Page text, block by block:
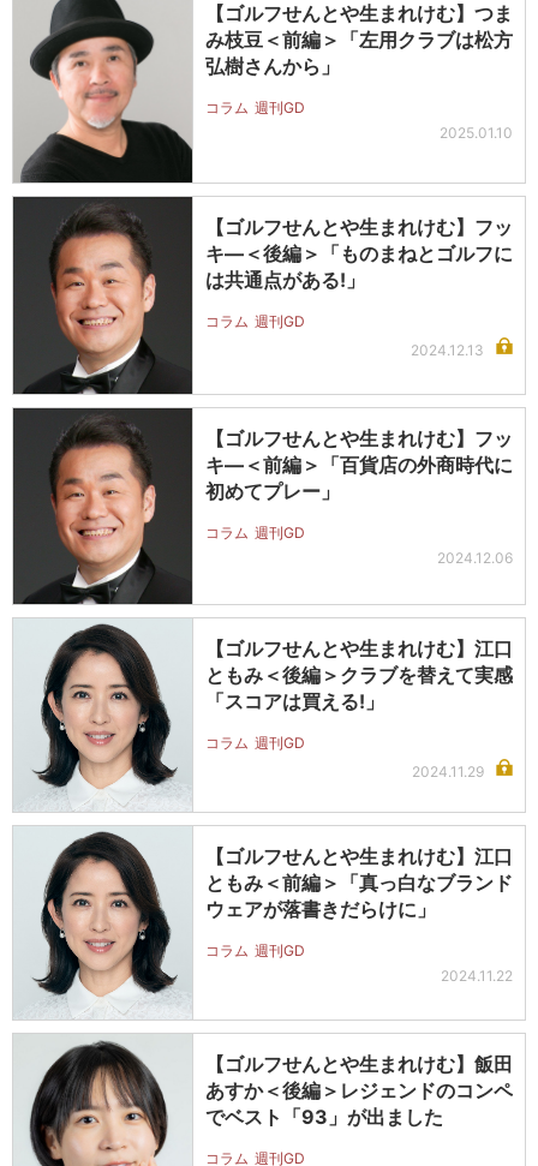
【ゴルフせんとや生まれけむ】つま
み枝豆＜前編＞「左用クラブは松方
弘樹さんから」
コラム 週刊GD
2025.01.10
【ゴルフせんとや生まれけむ】フッ
キ―＜後編＞「ものまねとゴルフに
は共通点がある!」
コラム 週刊GD
2024.12.13
【ゴルフせんとや生まれけむ】フッ
キ―＜前編＞「百貨店の外商時代に
初めてプレー」
コラム 週刊GD
2024.12.06
【ゴルフせんとや生まれけむ】江口
ともみ＜後編＞クラブを替えて実感
「スコアは買える!」
コラム 週刊GD
2024.11.29
【ゴルフせんとや生まれけむ】江口
ともみ＜前編＞「真っ白なブランド
ウェアが落書きだらけに」
コラム 週刊GD
2024.11.22
【ゴルフせんとや生まれけむ】飯田
あすか＜後編＞レジェンドのコンペ
でベスト「93」が出ました
コラム 週刊GD